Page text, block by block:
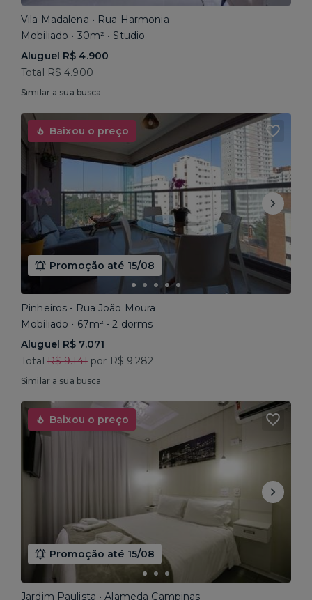
Vila Madalena • Rua Harmonia
Mobiliado • 30m² • Studio
Aluguel R$ 4.900
Total R$ 4.900
Similar a sua busca
Baixou o preço
Promoção até 15/08
Pinheiros • Rua João Moura
Mobiliado • 67m² • 2 dorms
Aluguel R$ 7.071
Total R$ 9.141por R$ 9.282
Similar a sua busca
Baixou o preço
Promoção até 15/08
Jardim Paulista • Alameda Campinas